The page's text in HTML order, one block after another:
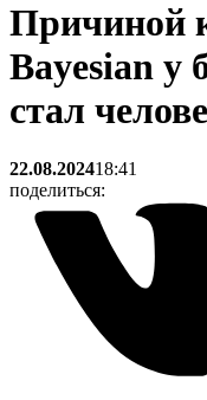
Причиной
Bayesian у
стал
22.08.202418:41
поделиться: